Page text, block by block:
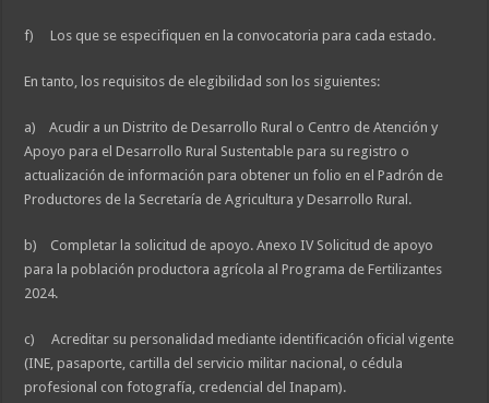
f) Los que se especifiquen en la convocatoria para cada estado.
En tanto, los requisitos de elegibilidad son los siguientes:
a) Acudir a un Distrito de Desarrollo Rural o Centro de Atención y
Apoyo para el Desarrollo Rural Sustentable para su registro o
actualización de información para obtener un folio en el Padrón de
Productores de la Secretaría de Agricultura y Desarrollo Rural.
b) Completar la solicitud de apoyo. Anexo IV Solicitud de apoyo
para la población productora agrícola al Programa de Fertilizantes
2024.
c) Acreditar su personalidad mediante identificación oficial vigente
(INE, pasaporte, cartilla del servicio militar nacional, o cédula
profesional con fotografía, credencial del Inapam).